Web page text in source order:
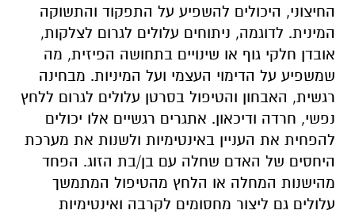
החיצוני, היכולים להשפיע על התפקוד והתשוקה
המינית. לדוגמה, ניתוחים עלולים לגרום לצלקות,
אובדן חלקי גוף או שינויים בתחושה הפיזית, מה
שמשפיע על הדימוי העצמי ועל המיניות. מבחינה
רגשית, האבחון והטיפול בסרטן עלולים לגרום ללחץ
נפשי, חרדה ודיכאון. אתגרים רגשיים אלו יכולים
להפחית את העניין באינטימיות ולשנות את מערכת
היחסים של האדם שחלה עם בן/בת הזוג. הפחד
מהישנות המחלה או הלחץ מהטיפול המתמשך
עלולים גם ליצור מחסומים לקרבה ואינטימיות